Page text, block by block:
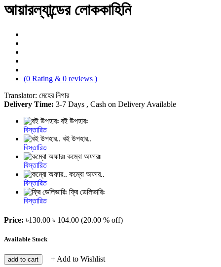
আয়ারল্যান্ডের লোককাহিনি
(0 Rating & 0 reviews )
Translator: মেহের নিগার
Delivery Time: 3-7 Days , Cash on Delivery Available
বই উপহারঃ
বিস্তারিত
বই উপহার..
বিস্তারিত
কম্বো অফারঃ
বিস্তারিত
কম্বো অফার..
বিস্তারিত
ফ্রি ডেলিভারিঃ
বিস্তারিত
Price: ৳130.00 ৳ 104.00 (20.00 % off)
Available Stock
add to cart + Add to Wishlist